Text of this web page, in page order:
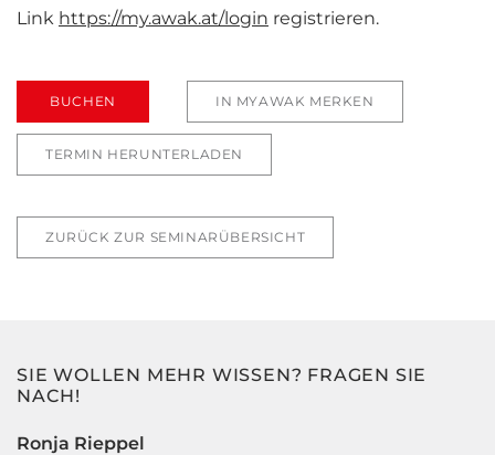
Link https://my.awak.at/login registrieren.
BUCHEN IN MYAWAK MERKEN
TERMIN HERUNTERLADEN
ZURÜCK ZUR SEMINARÜBERSICHT
SIE WOLLEN MEHR WISSEN? FRAGEN SIE
NACH!
Ronja Rieppel